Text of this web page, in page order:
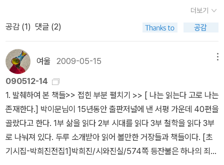
것이다.그래서 20세기 혁명적 맑스주의자들의 관심사 역시 '이데올
로기론'이라는 논제하에거짓과 위선의 베일이 무엇이었느냐 하는 것
에맞추어졌다(네번째 인용문).앎을 통해 무지의 미몽 상태에서 깨어
나야 한다고 믿었던 19세기의 지성들과는 달리20세기의 지식인들은
우리가 안다고 믿었던 것 자체가 이미 어떤 베일, 어떤 오인속에서만
가능했다고 생각했다.앎을 통해 현재의 문명적 빈곤을 탈피할 수 있
을 것이라는 역사주의-실증주의적 낙관론은지금 여기에서 현재의 거
짓과 위선의 껍질을 벗겨내야 한다는 편집증적 혁명론으로 대체되었
다.이 20세기의 혁명론을 바디우는 라캉의 용어를 사용해 '실재에 대
한 열망'(Passion for the Real)이라 부른다.그래서 라캉의 명제를
빌린 바디우의 첫번째 테제는 이렇다.'20세기는 19세기가 상상(계)
진 시간들󰡕, 2009: 121). 그러나 이 도래와 성취는 우리의 옆에 있는
것이지 이미 이뤄진 것이 아니다. 이러한 파루시아는 “그 내부에 또
라 반대로 파루시아를 파악하기 위해서 파루시아를 연장시킨다.”(같
은 책: 121) 이러한 연장은 ‘지양katargeō’의 성격을 띠며, 이것은
‘약함asteneia’을 통해서 효과를 발휘하게 된다(같은 책: 174~18
5). 마치 나치스당이 권력을 장악했을 때, “개인의 자유에 관한 헌법
의 제조항을 단순히 정지시킴으로써” 그들의 권력을 유지할 수 있었
던 것과 같이 메시아적 사건은 지양됨으로써 약함 속에서 실현된다
(같은 책: 176). 그리하여 어떠한 요구나 대가의 의무도 초월한 과잉
적인 상태, 즉 “언제나 모든 것을 넉넉하게 가질 수 있고 온갖 좋은 일
내리게 할 수 없다. 자꾸 사람들은 너를 피하고 외면하고 열린 마음들
과 몸의 경험을 잊으려고만 해. 한번도 올바로 기억해내지 못해. 몸의
연대는 비슷한 상황을 보고 어떻게 밀고가야한다까지 느낌이 한묶음
이 되는 것.[나에 대한 변주]독립적인 생명체는 존재하지 않는다. 인
간과 자연, 물질과 비물질의 '관계속에 존재'하는 것이 '나의 생명'이
다. 마치 그물코처럼 연결되거나 동전의 양면처럼 '함께' 존재한다. 인
도어로 그물은 인드라망이다. 인드라망의 관계 속에 '나의 생명'이 존
재하므로 '나의 생명'이란 나 혼자만의 것이 아니다.(파란여우 도법스
님 강연후기 가운데)뱀발. 1. 연휴 중간중간 책들을 모아두고 본다. 숙
제는 아니지만 지난 초여름의 관심이 이어지는 셈이다. 돌아서면 잊
어버리지만 읽는 순간의 강렬함은 조금조금 남는다. 그 윤곽들이 언
더보기
공감 (1) 댓글 (2)
여울 2009-05-15
090512-14
1. 발췌하여 본 책들>> 접힌 부분 펼치기 >> [ 나는 읽는다 고로 나는
존재한다.] 박이문님이 15년동안 출판저널에 낸 서평 가운데 40편을
골랐다고 한다. 1부 삶을 읽다 2부 시대를 읽다 3부 철학을 읽다 3부
로 나눠져 있다. 두루 소개받아 읽어 볼만한 거장들과 책들이다. [초
기시집-박희진전집1]박희진/시와진실/574쪽 등잔불은 하나의 죄그